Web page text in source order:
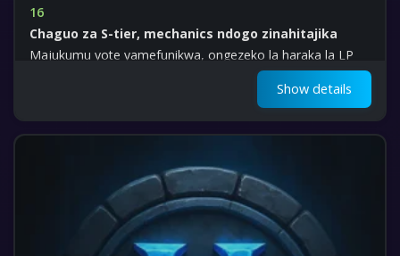
16
Chaguo za S-tier, mechanics ndogo zinahitajika
Majukumu yote yamefunikwa, ongezeko la haraka la LP
Show details